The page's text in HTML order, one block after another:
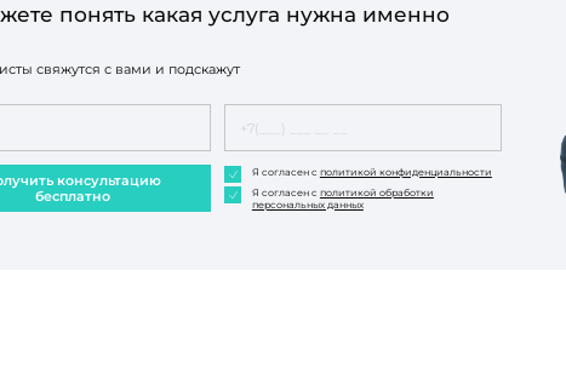
понять какая услуга нужна именно
свяжутся с вами и подскажут
консультацию
бесплатно
Я согласен с политикой конфиденциальности
Я согласен с политикой обработки
персональных данных